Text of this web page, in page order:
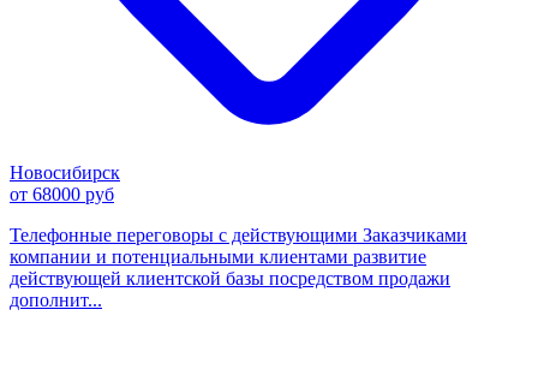
Новосибирск
от 68000 руб
Телефонные переговоры с действующими Заказчиками
компании и потенциальными клиентами развитие
действующей клиентской базы посредством продажи
дополнит...